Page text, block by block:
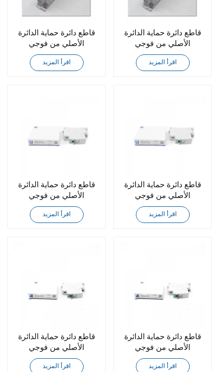
قاطع دائرة حماية الدائرة
الأصلي من فوجي
CP30FM-1P025
اقرأ المزيد
قاطع دائرة حماية الدائرة
الأصلي من فوجي
CP30FM-1P020
اقرأ المزيد
قاطع دائرة حماية الدائرة
الأصلي من فوجي
CP30FM-1P015
اقرأ المزيد
قاطع دائرة حماية الدائرة
الأصلي من فوجي
CP30FM-1P010
اقرأ المزيد
قاطع دائرة حماية الدائرة
الأصلي من فوجي
CP30FM-1P005WA
اقرأ المزيد
قاطع دائرة حماية الدائرة
الأصلي من فوجي
CP30FM-1P007
اقرأ المزيد